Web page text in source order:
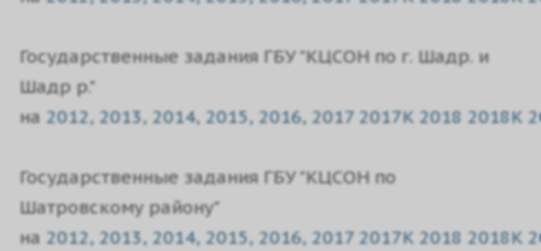
Государственные задания ГБУ "КЦСОН по г. Шадр. и
Шадр р."
на 2012, 2013, 2014, 2015, 2016, 20172017K 2018 2018K
Государственные задания ГБУ "КЦСОН по
Шатровскому району"
на 2012, 2013, 2014, 2015, 2016, 20172017K 2018 2018K